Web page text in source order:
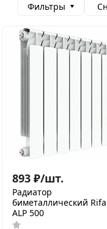
Фильтры
893 ₽/шт.
Радиатор
биметаллический
ALP 500